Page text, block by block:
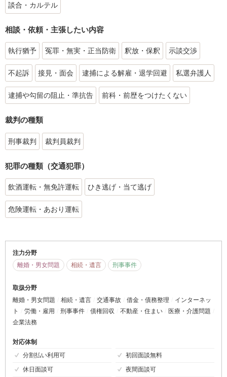
談合・カルテル
相談・依頼・主張したい内容
執行猶予 冤罪・無実・正当防衛 釈放・保釈 示談交渉
不起訴 接見・面会 逮捕による解雇・退学回避 私選弁護人
逮捕や勾留の阻止・準抗告 前科・前歴をつけたくない
裁判の種類
刑事裁判 裁判員裁判
犯罪の種類（交通犯罪）
飲酒運転・無免許運転 ひき逃げ・当て逃げ
危険運転・あおり運転
注力分野
離婚・男女問題
相続・遺言 刑事事件
取扱分野
離婚・男女問題
相続・遺言 交通事故 借金・債務整理
インターネッ
ト
労働・雇用 刑事事件 債権回収 不動産・住まい
医療・介護問題
企業法務
対応体制
分割払い利用可
初回面談無料
休日面談可
夜間面談可